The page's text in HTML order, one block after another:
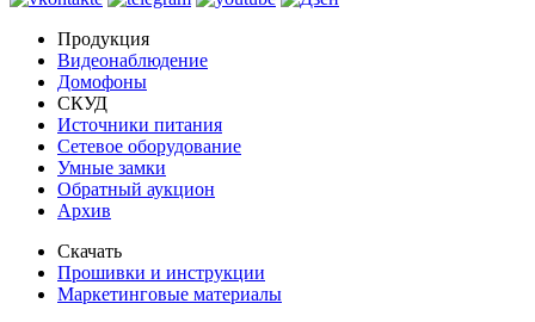
Продукция
Видеонаблюдение
Домофоны
СКУД
Источники питания
Сетевое оборудование
Умные замки
Обратный аукцион
Архив
Скачать
Прошивки и инструкции
Маркетинговые материалы